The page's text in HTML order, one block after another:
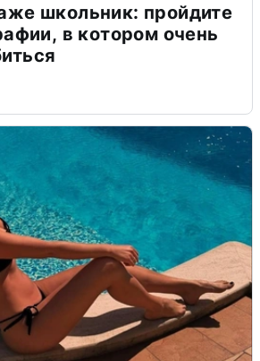
школьник: пройдите
в котором очень